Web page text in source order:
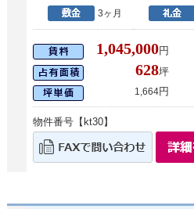
3ヶ月
1,045,000円
628坪
1,664円
物件番号【kt30】